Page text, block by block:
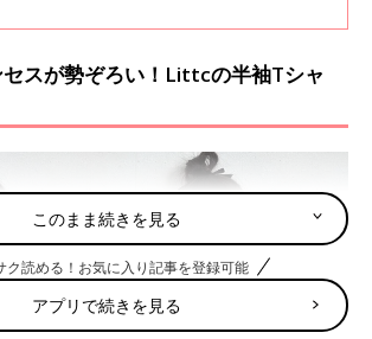
やプルートコラボなどなど、どれも可愛すぎて
れた、春夏に向けて着られるロンTや半袖Tシャ
スが勢ぞろい！Littcの半袖Tシャ
このまま続きを見る
ク読める！お気に入り記事を登録可能
アプリで続きを見る